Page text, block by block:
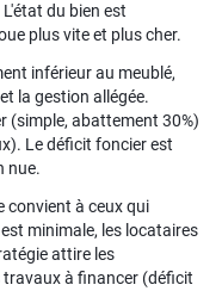
du bien est
plus vite et plus cher.
inférieur au meublé,
la gestion allégée.
(simple, abattement 30%)
Le déficit foncier est
nue.
convient à ceux qui
minimale, les locataires
attire les
à financer (déficit